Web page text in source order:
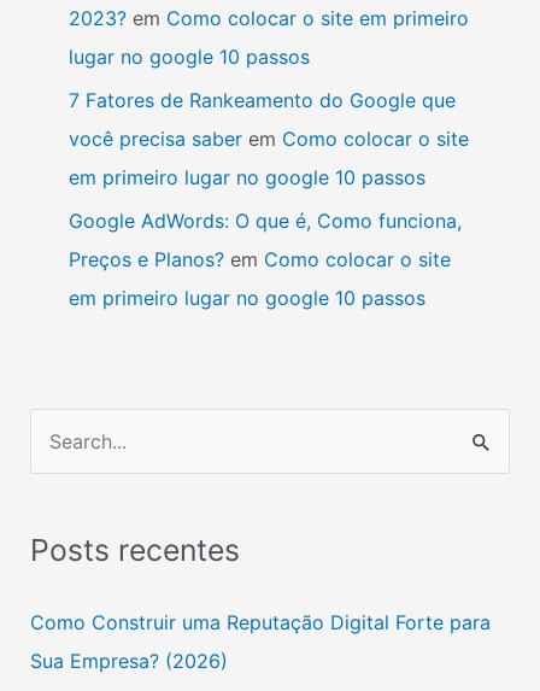
2023?em Como colocar o site em primeiro
lugar no google 10 passos
7 Fatores de Rankeamento do Google que
você precisa saberem Como colocar o site
em primeiro lugar no google 10 passos
Google AdWords: O que é, Como funciona,
Preços e Planos?em Como colocar o site
em primeiro lugar no google 10 passos
qPosts recentes
Como Construir uma Reputação Digital Forte para
Sua Empresa? (2026)